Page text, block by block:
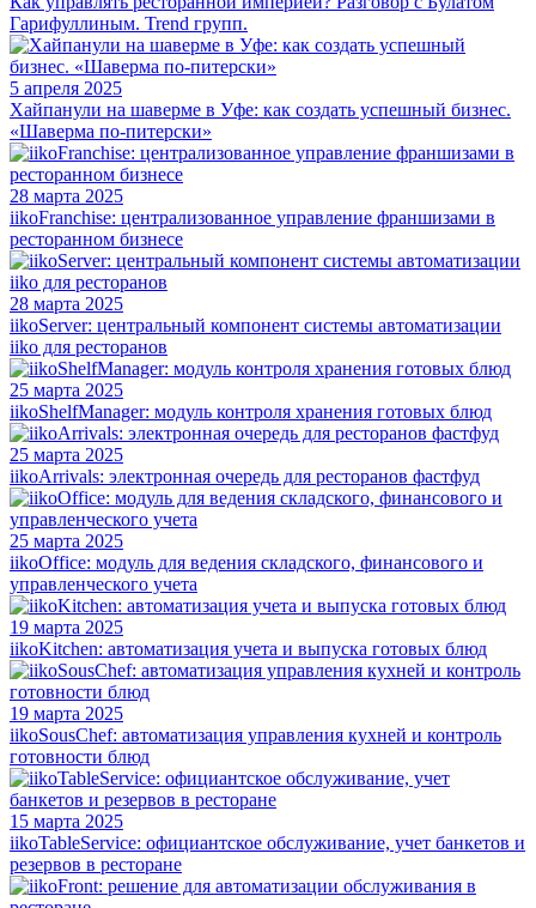
Гарифуллиным. Trend групп.
5 апреля 2025
Хайпанули на шаверме в Уфе: как создать успешный бизнес.
«Шаверма по-питерски»
28 марта 2025
iikoFranchise: централизованное управление франшизами в
ресторанном бизнесе
28 марта 2025
iikoServer: центральный компонент системы автоматизации
iiko для ресторанов
25 марта 2025
iikoShelfManager: модуль контроля хранения готовых блюд
25 марта 2025
iikoArrivals: электронная очередь для ресторанов фастфуд
25 марта 2025
iikoOffice: модуль для ведения складского, финансового и
управленческого учета
19 марта 2025
iikoKitchen: автоматизация учета и выпуска готовых блюд
19 марта 2025
iikoSousChef: автоматизация управления кухней и контроль
готовности блюд
15 марта 2025
iikoTableService: официантское обслуживание, учет банкетов и
резервов в ресторане